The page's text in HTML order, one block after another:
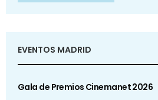
EVENTOS MADRID
Gala de Premios Cinemanet 2026